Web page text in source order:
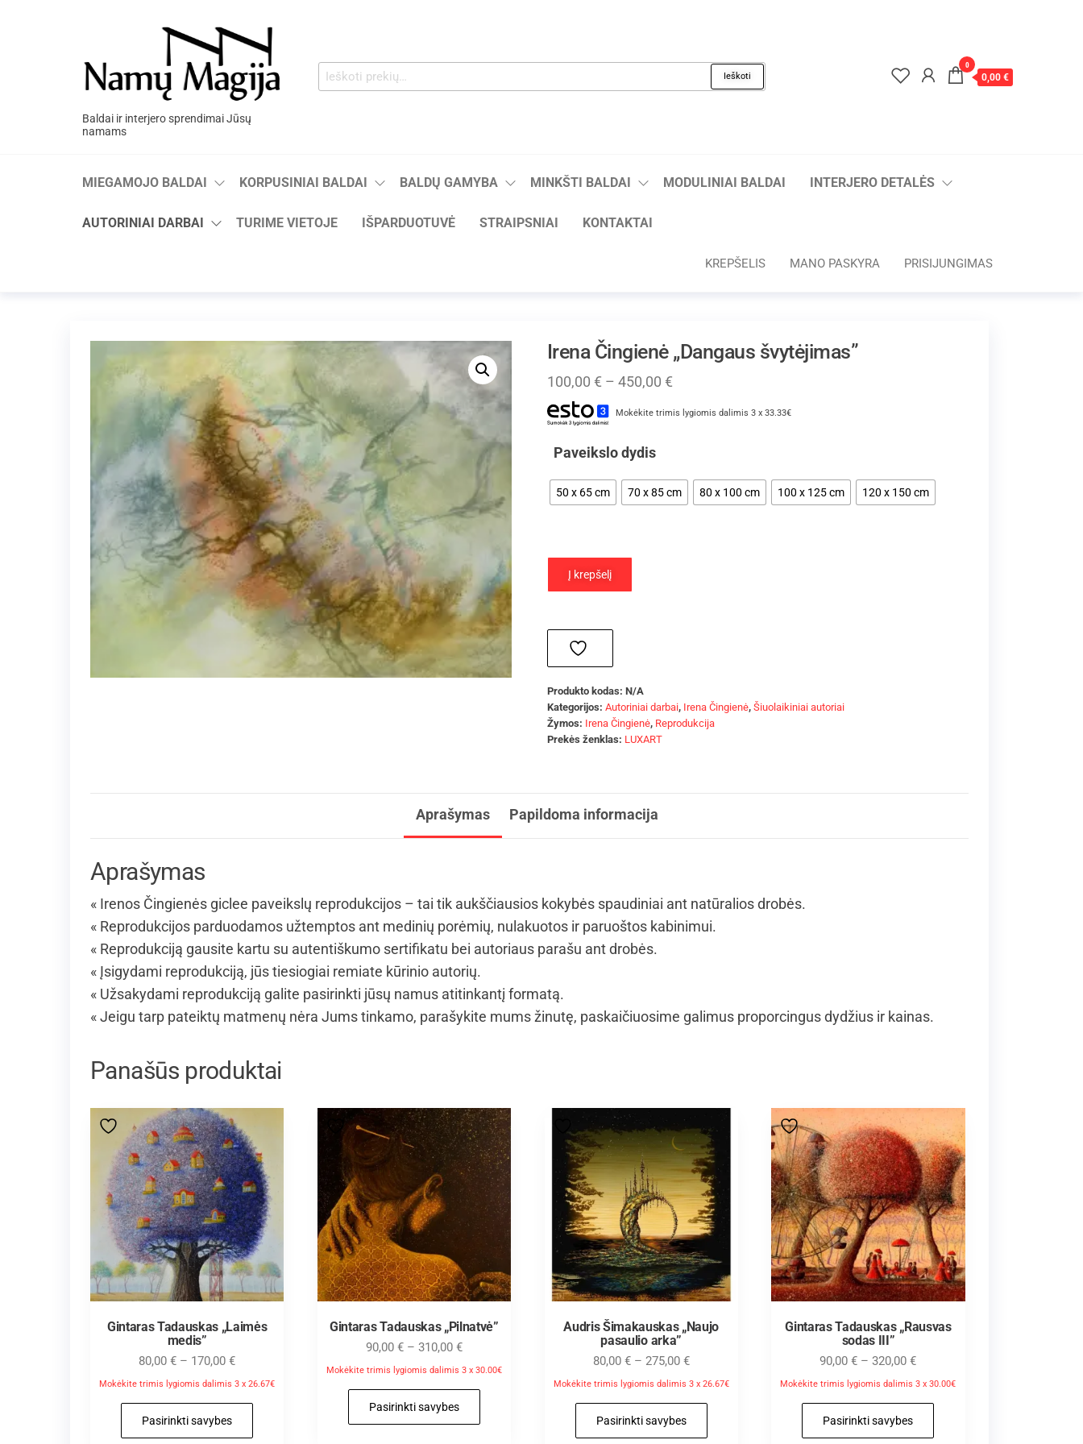
Baldai ir interjero sprendimai Jūsų
namams
Ieškoti
0
0,00 €
MIEGAMOJO BALDAI KORPUSINIAI BALDAI BALDŲ GAMYBA MINKŠTI BALDAI MODULINIAI BALDAI INTERJERO DETALĖS
AUTORINIAI DARBAI TURIME VIETOJE IŠPARDUOTUVĖ STRAIPSNIAI KONTAKTAI
KREPŠELIS MANO PASKYRA PRISIJUNGIMAS
Irena Čingienė „Dangaus švytėjimas”
100,00 € – 450,00 €
Mokėkite trimis lygiomis dalimis 3 x 33.33€
Paveikslo dydis
50 x 65 cm 70 x 85 cm 80 x 100 cm 100 x 125 cm 120 x 150 cm
Į krepšelį
Produkto kodas: N/A
Kategorijos: Autoriniai darbai, Irena Čingienė, Šiuolaikiniai autoriai
Žymos: Irena Čingienė, Reprodukcija
Prekės ženklas: LUXART
Aprašymas Papildoma informacija
Aprašymas
« Irenos Čingienės giclee paveikslų reprodukcijos – tai tik aukščiausios kokybės spaudiniai ant natūralios drobės.
« Reprodukcijos parduodamos užtemptos ant medinių porėmių, nulakuotos ir paruoštos kabinimui.
« Reprodukciją gausite kartu su autentiškumo sertifikatu bei autoriaus parašu ant drobės.
« Įsigydami reprodukciją, jūs tiesiogiai remiate kūrinio autorių.
« Užsakydami reprodukciją galite pasirinkti jūsų namus atitinkantį formatą.
« Jeigu tarp pateiktų matmenų nėra Jums tinkamo, parašykite mums žinutę, paskaičiuosime galimus proporcingus dydžius ir kainas.
Panašūs produktai
Gintaras Tadauskas „Laimės
medis”
80,00€ – 170,00€
Mokėkite trimis lygiomis dalimis 3 x 26.67€
Pasirinkti savybes
Gintaras Tadauskas „Pilnatvė”
90,00 € – 310,00 €
Mokėkite trimis lygiomis dalimis 3 x 30.00€
Pasirinkti savybes
Audris Šimakauskas „Naujo
pasaulio arka”
80,00 € – 275,00 €
Mokėkite trimis lygiomis dalimis 3 x 26.67€
Pasirinkti savybes
Gintaras Tadauskas „Rausvas
sodas III”
90,00€ – 320,00€
Mokėkite trimis lygiomis dalimis 3 x 30.00€
Pasirinkti savybes